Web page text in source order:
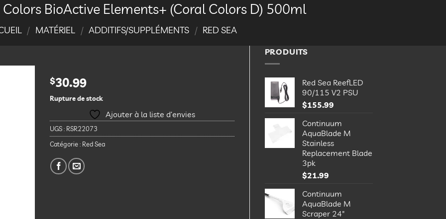
Colors BioActive Elements+ (Coral Colors D) 500ml
/ MATÉRIEL / ADDITIFS/SUPPLÉMENTS / RED SEA
PRODUITS
Red Sea ReefLED
90/115 V2 PSU
$155.99
Continuum
AquaBlade M
Stainless
Replacement Blade
3pk
$21.99
Continuum
AquaBlade M
Scraper 24"
$30.99
Rupture de stock
Ajouter à la liste d’envies
UGS : RSR22073
Catégorie : Red Sea